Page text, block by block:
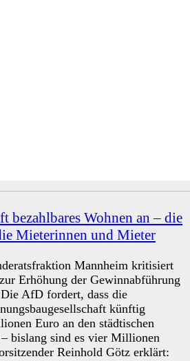
bezahlbares Wohnen an – die
Mieterinnen und Mieter
Mannheim kritisiert
Erhöhung der Gewinnabführung
AfD fordert, dass die
künftig
Euro an den städtischen
bislang sind es vier Millionen
Reinhold Götz erklärt: